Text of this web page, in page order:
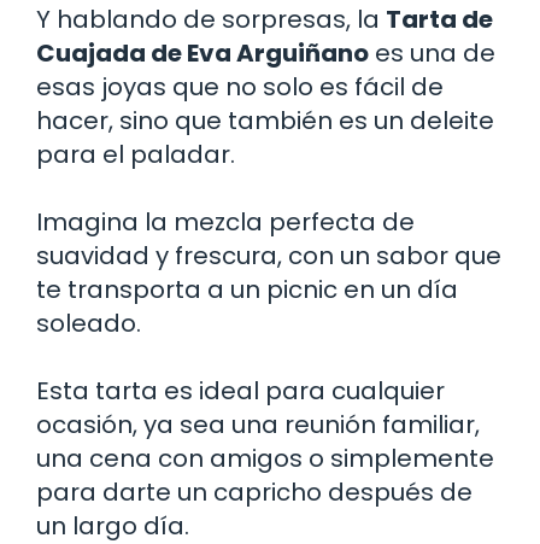
Y hablando de sorpresas, la Tarta de
Cuajada de Eva Arguiñano es una de
esas joyas que no solo es fácil de
hacer, sino que también es un deleite
para el paladar.
Imagina la mezcla perfecta de
suavidad y frescura, con un sabor que
te transporta a un picnic en un día
soleado.
Esta tarta es ideal para cualquier
ocasión, ya sea una reunión familiar,
una cena con amigos o simplemente
para darte un capricho después de
un largo día.